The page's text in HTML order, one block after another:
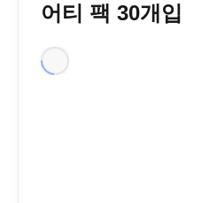
어티 팩 30개입